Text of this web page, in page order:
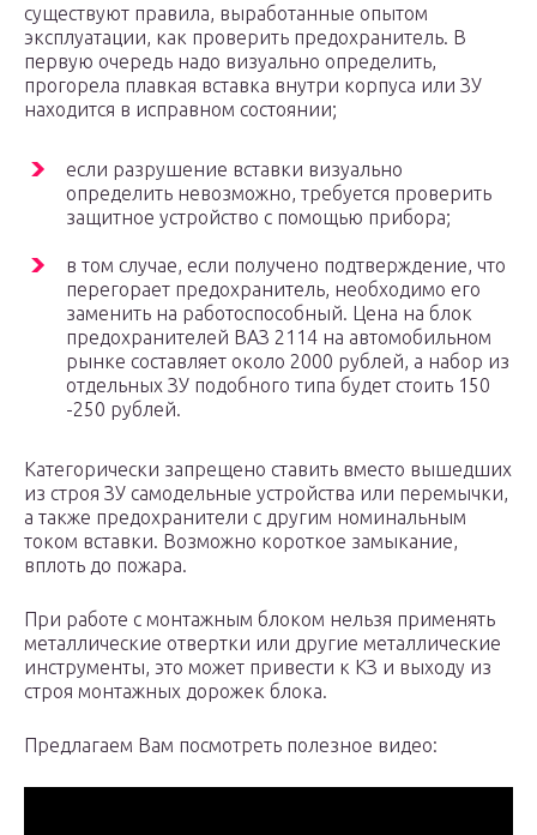
существуют правила, выработанные опытом
эксплуатации, как проверить предохранитель. В
первую очередь надо визуально определить,
прогорела плавкая вставка внутри корпуса или ЗУ
находится в исправном состоянии;
если разрушение вставки визуально
определить невозможно, требуется проверить
защитное устройство с помощью прибора;
в том случае, если получено подтверждение, что
перегорает предохранитель, необходимо его
заменить на работоспособный. Цена на блок
предохранителей ВАЗ 2114 на автомобильном
рынке составляет около 2000 рублей, а набор из
отдельных ЗУ подобного типа будет стоить 150
-250 рублей.
Категорически запрещено ставить вместо вышедших
из строя ЗУ самодельные устройства или перемычки,
а также предохранители с другим номинальным
током вставки. Возможно короткое замыкание,
вплоть до пожара.
При работе с монтажным блоком нельзя применять
металлические отвертки или другие металлические
инструменты, это может привести к КЗ и выходу из
строя монтажных дорожек блока.
Предлагаем Вам посмотреть полезное видео: